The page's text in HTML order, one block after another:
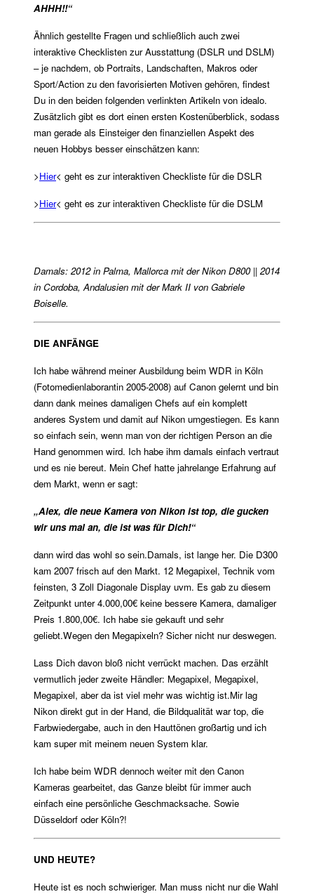
AHHH!!“
Ähnlich gestellte Fragen und schließlich auch zwei
interaktive Checklisten zur Ausstattung (DSLR und DSLM)
– je nachdem, ob Portraits, Landschaften, Makros oder
Sport/Action zu den favorisierten Motiven gehören, findest
Du in den beiden folgenden verlinkten Artikeln von idealo.
Zusätzlich gibt es dort einen ersten Kostenüberblick, sodass
man gerade als Einsteiger den finanziellen Aspekt des
neuen Hobbys besser einschätzen kann:
>Hier< geht es zur interaktiven Checkliste für die DSLR
>Hier< geht es zur interaktiven Checkliste für die DSLM
Damals: 2012 in Palma, Mallorca mit der Nikon D800 || 2014
in Cordoba, Andalusien mit der Mark II von Gabriele
Boiselle.
DIE ANFÄNGE
Ich habe während meiner Ausbildung beim WDR in Köln
(Fotomedienlaborantin 2005-2008) auf Canon gelernt und bin
dann dank meines damaligen Chefs auf ein komplett
anderes System und damit auf Nikon umgestiegen. Es kann
so einfach sein, wenn man von der richtigen Person an die
Hand genommen wird. Ich habe ihm damals einfach vertraut
und es nie bereut. Mein Chef hatte jahrelange Erfahrung auf
dem Markt, wenn er sagt:
„Alex, die neue Kamera von Nikon ist top, die gucken
wir uns mal an, die ist was für Dich!“
dann wird das wohl so sein.Damals, ist lange her. Die D300
kam 2007 frisch auf den Markt. 12 Megapixel, Technik vom
feinsten, 3 Zoll Diagonale Display uvm. Es gab zu diesem
Zeitpunkt unter 4.000,00€ keine bessere Kamera, damaliger
Preis 1.800,00€. Ich habe sie gekauft und sehr
geliebt.Wegen den Megapixeln? Sicher nicht nur deswegen.
Lass Dich davon bloß nicht verrückt machen. Das erzählt
vermutlich jeder zweite Händler: Megapixel, Megapixel,
Megapixel, aber da ist viel mehr was wichtig ist.Mir lag
Nikon direkt gut in der Hand, die Bildqualität war top, die
Farbwiedergabe, auch in den Hauttönen großartig und ich
kam super mit meinem neuen System klar.
Ich habe beim WDR dennoch weiter mit den Canon
Kameras gearbeitet, das Ganze bleibt für immer auch
einfach eine persönliche Geschmacksache. Sowie
Düsseldorf oder Köln?!
UND HEUTE?
Heute ist es noch schwieriger. Man muss nicht nur die Wahl